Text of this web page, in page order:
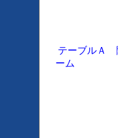
テーブルＡ
ーム